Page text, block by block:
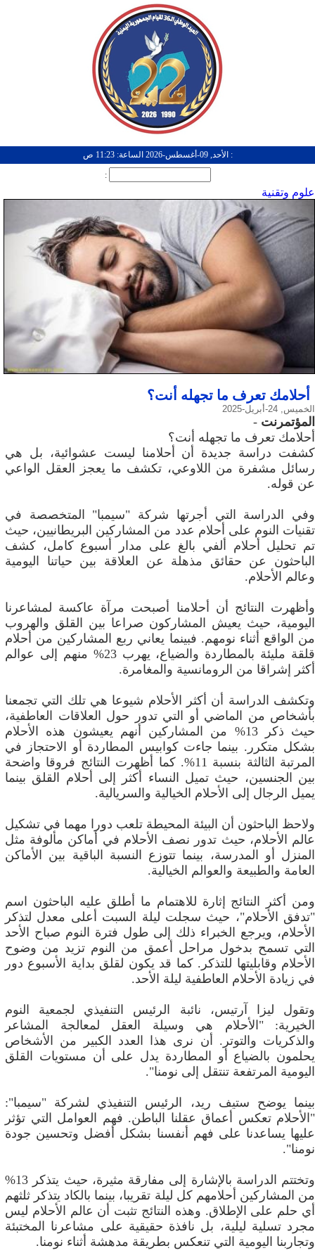
: الأحد, 09-أغسطس-2026 الساعة: 11:23 ص
:
علوم وتقنية
أحلامك تعرف ما تجهله أنت؟
الخميس, 24-أبريل-2025
المؤتمرنت -
أحلامك تعرف ما تجهله أنت؟
كشفت دراسة جديدة أن أحلامنا ليست عشوائية، بل هي
رسائل مشفرة من اللاوعي، تكشف ما يعجز العقل الواعي
عن قوله.
وفي الدراسة التي أجرتها شركة "سيمبا" المتخصصة في
تقنيات النوم على أحلام عدد من المشاركين البريطانيين، حيث
تم تحليل أحلام ألفي بالغ على مدار أسبوع كامل، كشف
الباحثون عن حقائق مذهلة عن العلاقة بين حياتنا اليومية
وعالم الأحلام.
وأظهرت النتائج أن أحلامنا أصبحت مرآة عاكسة لمشاعرنا
اليومية، حيث يعيش المشاركون صراعا بين القلق والهروب
من الواقع أثناء نومهم. فبينما يعاني ربع المشاركين من أحلام
قلقة مليئة بالمطاردة والضياع، يهرب 23% منهم إلى عوالم
أكثر إشراقا من الرومانسية والمغامرة.
وتكشف الدراسة أن أكثر الأحلام شيوعا هي تلك التي تجمعنا
بأشخاص من الماضي أو التي تدور حول العلاقات العاطفية،
حيث ذكر 13% من المشاركين أنهم يعيشون هذه الأحلام
بشكل متكرر. بينما جاءت كوابيس المطاردة أو الاحتجاز في
المرتبة الثالثة بنسبة 11%. كما أظهرت النتائج فروقا واضحة
بين الجنسين، حيث تميل النساء أكثر إلى أحلام القلق بينما
يميل الرجال إلى الأحلام الخيالية والسريالية.
ولاحظ الباحثون أن البيئة المحيطة تلعب دورا مهما في تشكيل
عالم الأحلام، حيث تدور نصف الأحلام في أماكن مألوفة مثل
المنزل أو المدرسة، بينما تتوزع النسبة الباقية بين الأماكن
العامة والطبيعة والعوالم الخيالية.
ومن أكثر النتائج إثارة للاهتمام ما أطلق عليه الباحثون اسم
"تدفق الأحلام"، حيث سجلت ليلة السبت أعلى معدل لتذكر
الأحلام، ويرجع الخبراء ذلك إلى طول فترة النوم صباح الأحد
التي تسمح بدخول مراحل أعمق من النوم تزيد من وضوح
الأحلام وقابليتها للتذكر. كما قد يكون لقلق بداية الأسبوع دور
في زيادة الأحلام العاطفية ليلة الأحد.
وتقول ليزا آرتيس، نائبة الرئيس التنفيذي لجمعية النوم
الخيرية: "الأحلام هي وسيلة العقل لمعالجة المشاعر
والذكريات والتوتر. أن نرى هذا العدد الكبير من الأشخاص
يحلمون بالضياع أو المطاردة يدل على أن مستويات القلق
اليومية المرتفعة تنتقل إلى نومنا".
بينما يوضح ستيف ريد، الرئيس التنفيذي لشركة "سيمبا":
"الأحلام تعكس أعماق عقلنا الباطن. فهم العوامل التي تؤثر
عليها يساعدنا على فهم أنفسنا بشكل أفضل وتحسين جودة
نومنا".
وتختتم الدراسة بالإشارة إلى مفارقة مثيرة، حيث يتذكر 13%
من المشاركين أحلامهم كل ليلة تقريبا، بينما بالكاد يتذكر ثلثهم
أي حلم على الإطلاق. وهذه النتائج تثبت أن عالم الأحلام ليس
مجرد تسلية ليلية، بل نافذة حقيقية على مشاعرنا المختبئة
وتجاربنا اليومية التي تنعكس بطريقة مدهشة أثناء نومنا.